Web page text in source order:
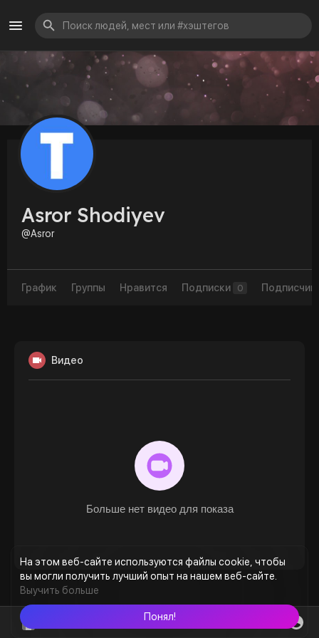
На этом веб-сайте используются файлы cookie, чтобы
вы могли получить лучший опыт на нашем веб-сайте.
Выучить больше
Понял!
Asror Shodiyev
@Asror
График Группы Нравится Подписки 0
Видео
Больше нет видео для показа